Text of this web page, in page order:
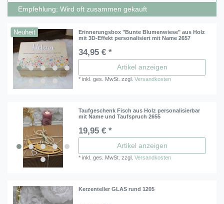
Empfehlung: Wird oft zusammen gekauft
Neuheit
Erinnerungsbox "Bunte Blumenwiese" aus Holz
mit 3D-Effekt personalisiert mit Name 2657
34,95 € *
Artikel anzeigen
*inkl. ges. MwSt. zzgl.Versandkosten
Taufgeschenk Fisch aus Holz personalisierbar
mit Name und Taufspruch 2655
19,95 € *
Artikel anzeigen
*inkl. ges. MwSt. zzgl.Versandkosten
Kerzenteller GLAS rund 1205